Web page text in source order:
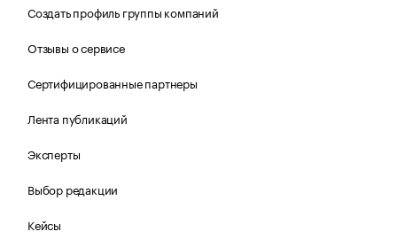
Создать профиль группы компаний
Отзывы о сервисе
Сертифицированные партнеры
Лента публикаций
Эксперты
Выбор редакции
Кейсы